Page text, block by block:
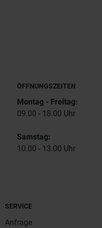
ÖFFNUNGSZEITEN
Montag - Freitag:
09.00 - 18.00 Uhr
Samstag:
10.00 - 13.00 Uhr
SERVICE
Anfrage